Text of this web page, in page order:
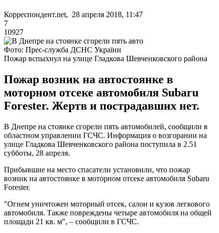
Корреспондент.net, 28 апреля 2018, 11:47
7
10927
Фото: Прес-служба ДСНС України
Пожар вспыхнул на улице Гладкова Шевченковского района
Пожар возник на автостоянке в
моторном отсеке автомобиля Subaru
Forester. Жертв и пострадавших нет.
В Днепре на стоянке сгорели пять автомобилей, сообщили в
областном управлении ГСЧС. Информация о возгорании на
улице Гладкова Шевченковского района поступила в 2.51
субботы, 28 апреля.
Прибывшие на место спасатели установили, что пожар
возник на автостоянке в моторном отсеке автомобиля Subaru
Forester.
"Огнем уничтожен моторный отсек, салон и кузов легкового
автомобиля. Также повреждены четыре автомобиля на общей
площади 21 кв. м", – сообщили в ГСЧС.